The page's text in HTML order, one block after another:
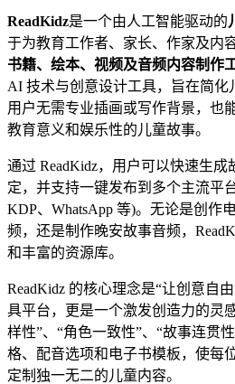
ReadKidz是一个由人工智能驱动的
于为教育工作者、家长、作家及内
书籍、绘本、视频及音频内容制作
AI 技术与创意设计工具，旨在简化
用户无需专业插画或写作背景，也
教育意义和娱乐性的儿童故事。
通过 ReadKidz，用户可以快速生
定，并支持一键发布到多个主流平
KDP、WhatsApp 等)。无论是创作
频，还是制作晚安故事音频，
和丰富的资源库。
ReadKidz 的核心理念是“让创意自
具平台，更是一个激发创造力的灵
样性”、“角色一致性”、“故事连贯
格、配音选项和电子书模板，使每
定制独一无二的儿童内容。